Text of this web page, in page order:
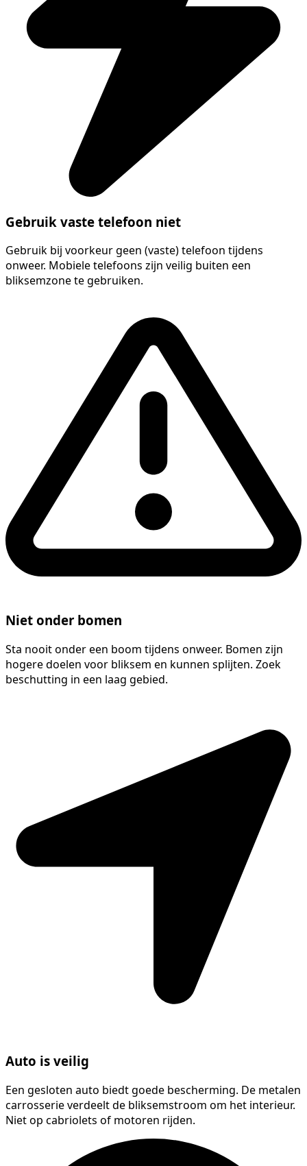
Gebruik vaste telefoon niet
Gebruik bij voorkeur geen (vaste) telefoon tijdens
onweer. Mobiele telefoons zijn veilig buiten een
bliksemzone te gebruiken.
Niet onder bomen
Sta nooit onder een boom tijdens onweer. Bomen zijn
hogere doelen voor bliksem en kunnen splijten. Zoek
beschutting in een laag gebied.
Auto is veilig
Een gesloten auto biedt goede bescherming. De metalen
carrosserie verdeelt de bliksemstroom om het interieur.
Niet op cabriolets of motoren rijden.